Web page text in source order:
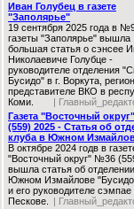
Иван Голубец в газете
"Заполярье"
19 сентября 2025 года в
газеты "Заполярье" вышла
большая статья о сэнсее
Николаевиче Голубце -
руководителе отделения
Бусидо" в г. Воркута,
представителе ВКО в
Коми.
|
Газета "Восточный
(559) 2025 - Статья об
клуба в Южном
В октябре 2024 годв в
"Восточный округ" №36
вышла статья об
Южном Измайлове
и его руководителе сэмпае
Пескове.
|